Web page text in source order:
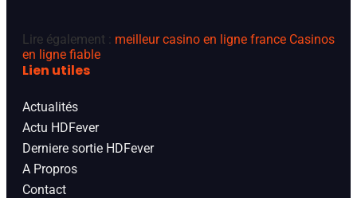
Lire également : meilleur casino en ligne france Casinos
en ligne fiable
Lien utiles
Actualités
Actu HDFever
Derniere sortie HDFever
A Propros
Contact